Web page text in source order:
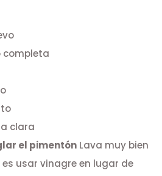
completa
clara
el pimentón Lava muy bien
usar vinagre en lugar de